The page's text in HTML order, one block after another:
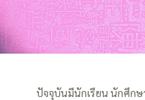
ปัจจุบันมีนักเรียน นักศึกษ